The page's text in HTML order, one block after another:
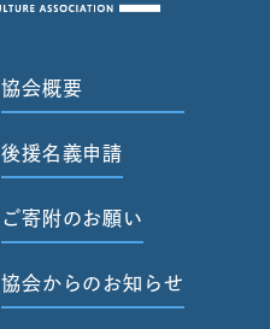
協会概要
後援名義申請
ご寄附のお願い
協会からのお知らせ